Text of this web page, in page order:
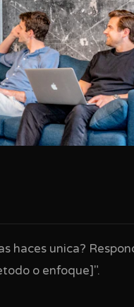
haces unica?
o enfoque]".